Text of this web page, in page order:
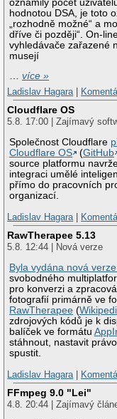
oznámily počet
hodnotou DSA, je toto
„rozhodně možné“ a
dříve či později“. On-
vyhledávače zařazené
musejí
…více »
Ladislav Hagara
Cloudflare OS
5.8. 17:00 | Zajímavý
Společnost Cloudflare
Cloudflare OS
(GitHub
source platformu
integraci umělé
přímo do pracovních
organizací.
Ladislav Hagara
RawTherapee 5.13
5.8. 12:44 | Nová verze
Byla vydána nová
svobodného
pro konverzi a
fotografií primárně ve
RawTherapee (
zdrojových kódů je k
balíček ve formátu
stáhnout, nastavit
spustit.
Ladislav Hagara
FFmpeg 9.0 "Lei"
4.8. 20:44 | Zajímavý